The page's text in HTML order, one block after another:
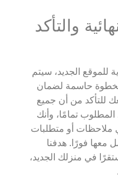
والتأكد
للموقع الجديد، سيتم
حاسمة لضمان
للتأكد من أن جميع
المطلوب تمامًا، وأنك
أو متطلبات
معها فورًا. هدفنا
في منزلك الجديد،